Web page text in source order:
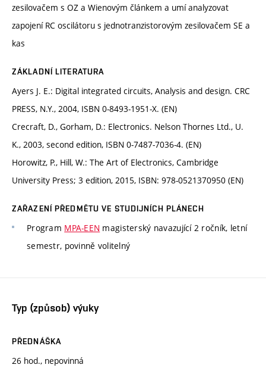
zesilovačem s OZ a Wienovým článkem a umí analyzovat
zapojení RC oscilátoru s jednotranzistorovým zesilovačem SE a
kas
ZÁKLADNÍ LITERATURA
Ayers J. E.: Digital integrated circuits, Analysis and design. CRC
PRESS, N.Y., 2004, ISBN 0-8493-1951-X. (EN)
Crecraft, D., Gorham, D.: Electronics. Nelson Thornes Ltd., U.
K., 2003, second edition, ISBN 0-7487-7036-4. (EN)
Horowitz, P., Hill, W.: The Art of Electronics, Cambridge
University Press; 3 edition, 2015, ISBN: 978-0521370950 (EN)
ZAŘAZENÍ PŘEDMĚTU VE STUDIJNÍCH PLÁNECH
Program MPA-EEN magisterský navazující 2 ročník, letní
semestr, povinně volitelný
Typ (způsob) výuky
PŘEDNÁŠKA
26 hod., nepovinná